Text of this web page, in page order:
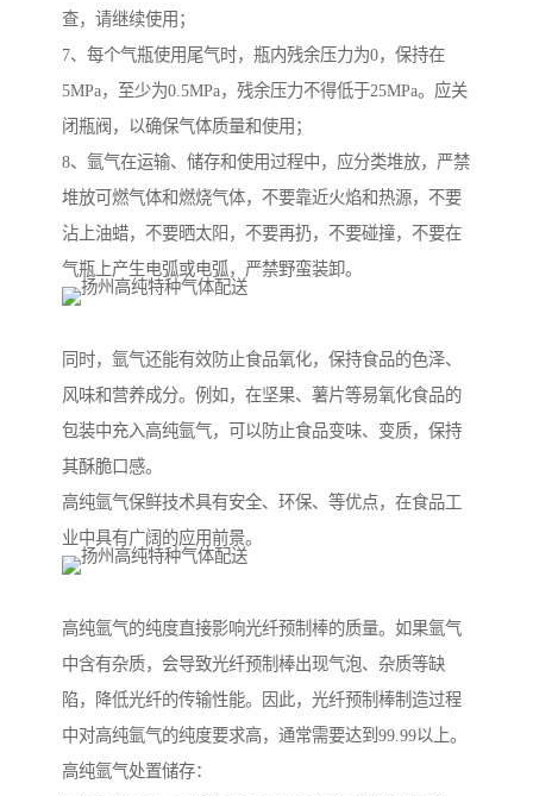
查，请继续使用；
7、每个气瓶使用尾气时，瓶内残余压力为0，保持在
5MPa，至少为0.5MPa，残余压力不得低于25MPa。应关
闭瓶阀，以确保气体质量和使用；
8、氩气在运输、储存和使用过程中，应分类堆放，严禁
堆放可燃气体和燃烧气体，不要靠近火焰和热源，不要
沾上油蜡，不要晒太阳，不要再扔，不要碰撞，不要在
气瓶上产生电弧或电弧，严禁野蛮装卸。
同时，氩气还能有效防止食品氧化，保持食品的色泽、
风味和营养成分。例如，在坚果、薯片等易氧化食品的
包装中充入高纯氩气，可以防止食品变味、变质，保持
其酥脆口感。
高纯氩气保鲜技术具有安全、环保、等优点，在食品工
业中具有广阔的应用前景。
高纯氩气的纯度直接影响光纤预制棒的质量。如果氩气
中含有杂质，会导致光纤预制棒出现气泡、杂质等缺
陷，降低光纤的传输性能。因此，光纤预制棒制造过程
中对高纯氩气的纯度要求高，通常需要达到99.99以上。
高纯氩气处置储存：